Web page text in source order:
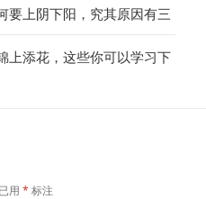
要上阴下阳，究其原因有三
上添花，这些你可以学习下
用* 标注